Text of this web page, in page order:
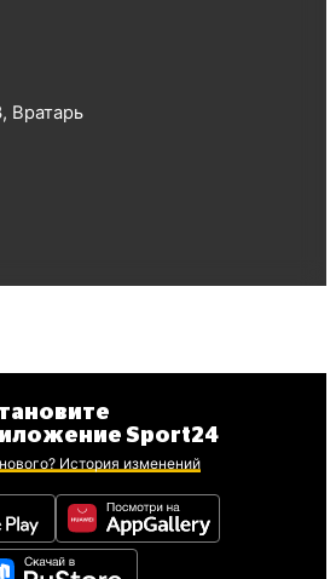
, Вратарь
Sport24
История изменений